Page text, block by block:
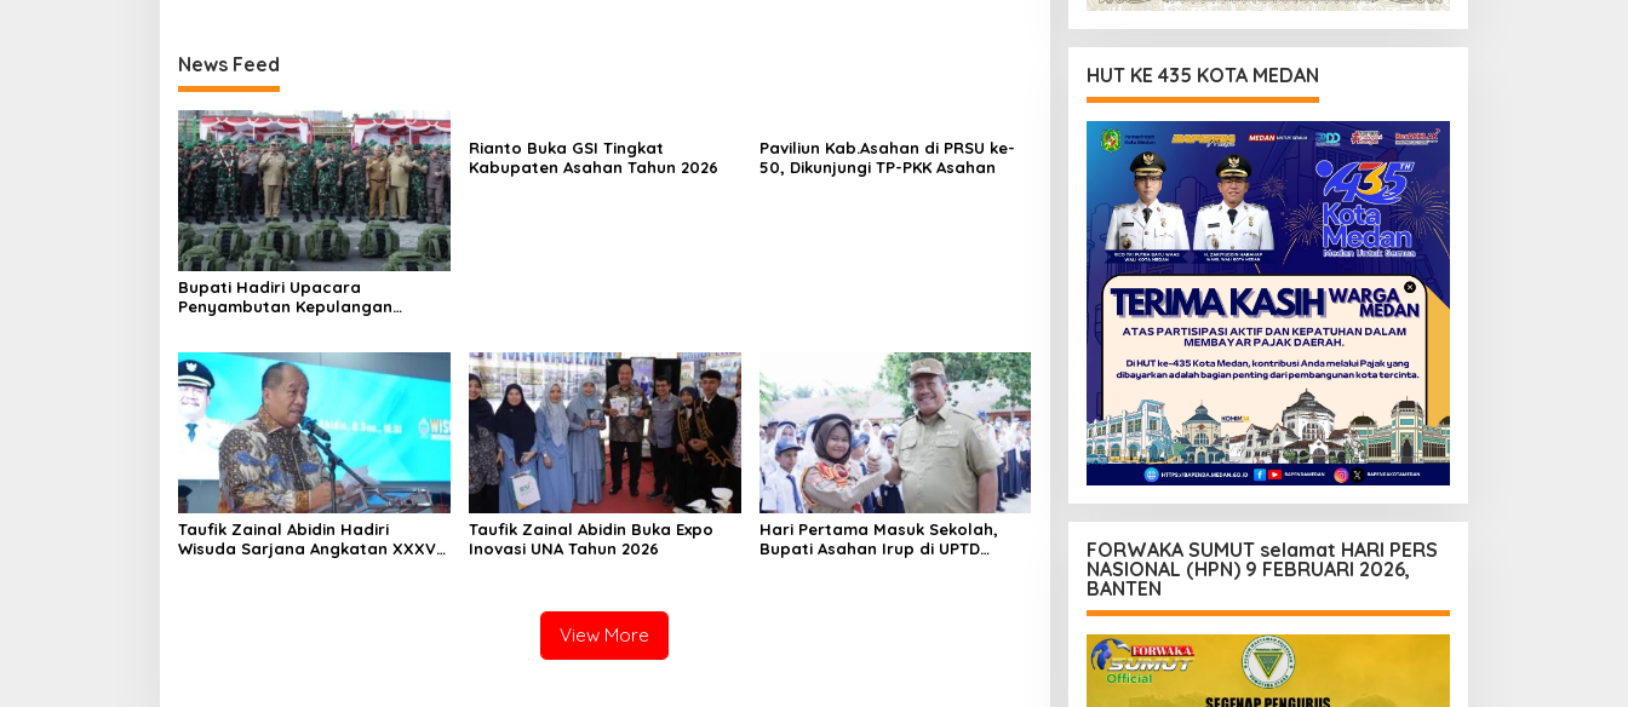
News Feed
Bupati Hadiri Upacara
Penyambutan Kepulangan
Rianto Buka GSI Tingkat
Kabupaten Asahan Tahun 2026
Paviliun Kab.Asahan di PRSU ke-
50, Dikunjungi TP-PKK Asahan
Taufik Zainal Abidin Hadiri
Wisuda Sarjana Angkatan XXXVI
Taufik Zainal Abidin Buka Expo
Inovasi UNA Tahun 2026
Hari Pertama Masuk Sekolah,
Bupati Asahan Irup di UPTD
View More
HUT KE 435 KOTA MEDAN
FORWAKA SUMUT selamat HARI PERS
NASIONAL (HPN) 9 FEBRUARI 2026,
BANTEN